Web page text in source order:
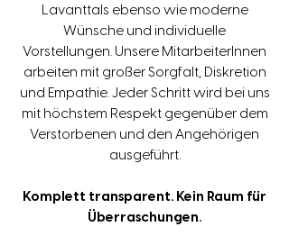
Lavanttals ebenso wie moderne
Wünsche und individuelle
Vorstellungen. Unsere MitarbeiterInnen
arbeiten mit großer Sorgfalt, Diskretion
und Empathie. Jeder Schritt wird bei uns
mit höchstem Respekt gegenüber dem
Verstorbenen und den Angehörigen
ausgeführt.
Komplett transparent. Kein Raum für
Überraschungen.